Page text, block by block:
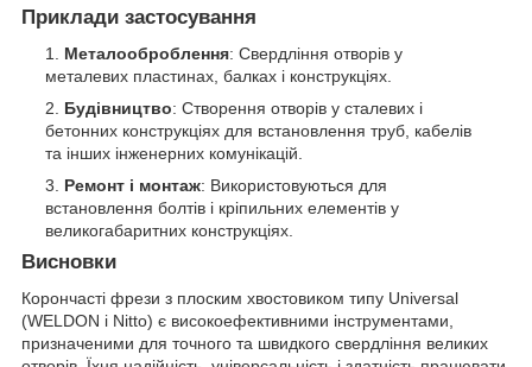
Приклади застосування
Металооброблення: Свердління отворів у
металевих пластинах, балках і конструкціях.
Будівництво: Створення отворів у сталевих і
бетонних конструкціях для встановлення труб, кабелів
та інших інженерних комунікацій.
Ремонт і монтаж: Використовуються для
встановлення болтів і кріпильних елементів у
великогабаритних конструкціях.
Висновки
Корончасті фрези з плоским хвостовиком типу Universal
(WELDON і Nitto) є високоефективними інструментами,
призначеними для точного та швидкого свердління великих